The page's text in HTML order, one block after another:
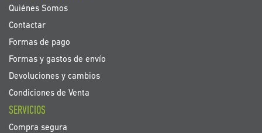
noticias:
Quiénes Somos
Contactar
Formas de pago
Formas y gastos de envío
Devoluciones y cambios
Condiciones de Venta
SERVICIOS
Compra segura